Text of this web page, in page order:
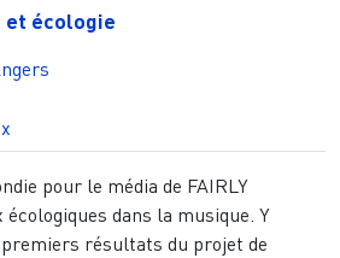
et écologie
pour le média de FAIRLY
dans la musique. Y
résultats du projet de